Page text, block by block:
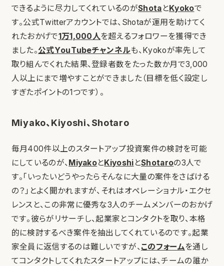
できるように尽力してくれているのがShota と Kyokoで
す。公式Twitterアカウントでは、Shotaが運用を助けてく
れたおかげで1万1,000人を超えるフォロワーを獲得でき
ました。公式YouTubeチャンネルも、Kyokoが率先して
取り組んでくれた結果、登録者数をたった数か月で3,000
人以上にまで増やすことができました（目標を低く設定し
すぎたポイントの1つです）。
Miyako、Kiyoshi、Shotaro
毎月400件以上のスタートアップ投資案件の検討を可能
にしているのが、 Miyakoと Kiyoshi とShotaroの3人で
す。「いったいどうやったらそんなに大量の案件をさばける
の？」とよく聞かれますが、それはオペレーショナル・エクセ
レンスと、この非常に優秀な3人のチームメンバーのおかげ
です。彼らがリサーチし、起業家とコンタクトを取り、本格
的に検討するべき案件を抽出してくれているのです。起業
家全員に返信するのは難しいですが、 このフォームを通し
てコンタクトしてくれたスタートアップには、チームの誰か